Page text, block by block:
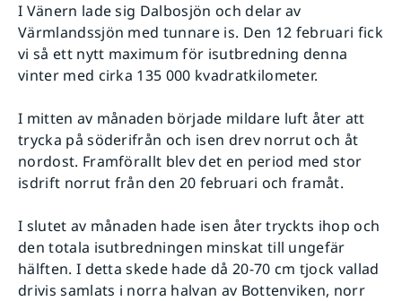
I Vänern lade sig Dalbosjön och delar av
Värmlandssjön med tunnare is. Den 12 februari fick
vi så ett nytt maximum för isutbredning denna
vinter med cirka 135 000 kvadratkilometer.
I mitten av månaden började mildare luft åter att
trycka på söderifrån och isen drev norrut och åt
nordost. Framförallt blev det en period med stor
isdrift norrut från den 20 februari och framåt.
I slutet av månaden hade isen åter tryckts ihop och
den totala isutbredningen minskat till ungefär
hälften. I detta skede hade då 20-70 cm tjock vallad
drivis samlats i norra halvan av Bottenviken, norr